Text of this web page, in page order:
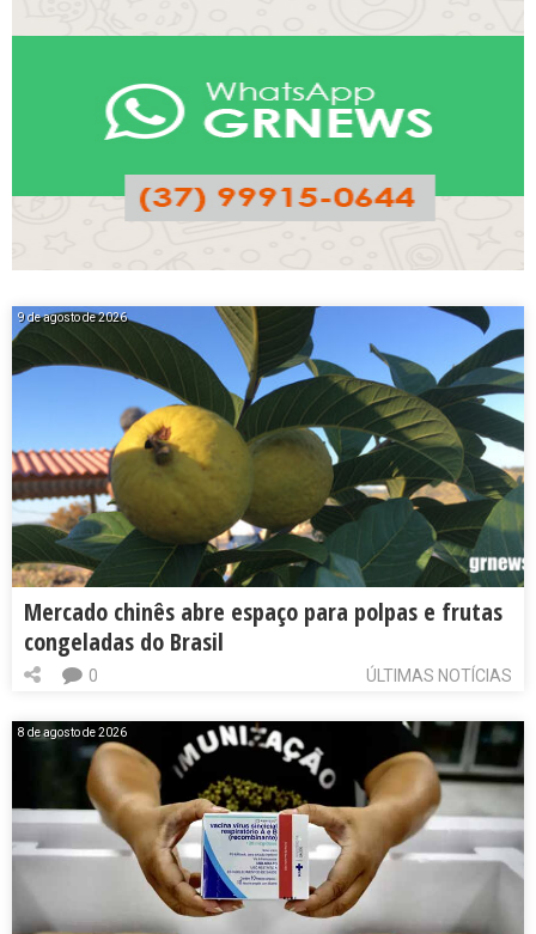
9 de agosto de 2026
Mercado chinês abre espaço para polpas e frutas
congeladas do Brasil
ÚLTIMAS NOTÍCIAS
0
8 de agosto de 2026